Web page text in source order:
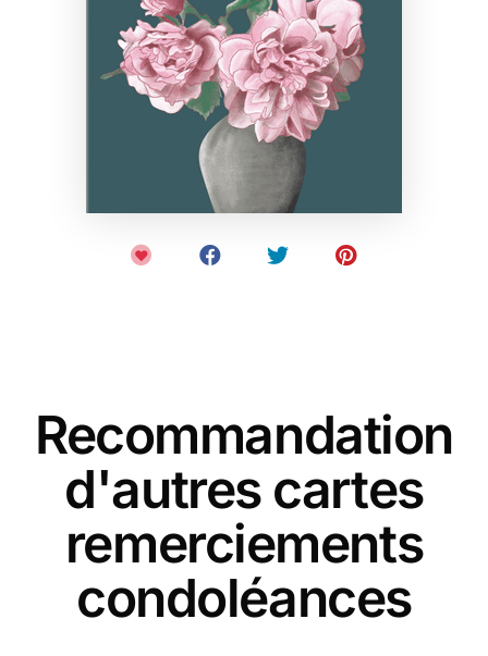
Recommandation
d'autres cartes
remerciements
condoléances